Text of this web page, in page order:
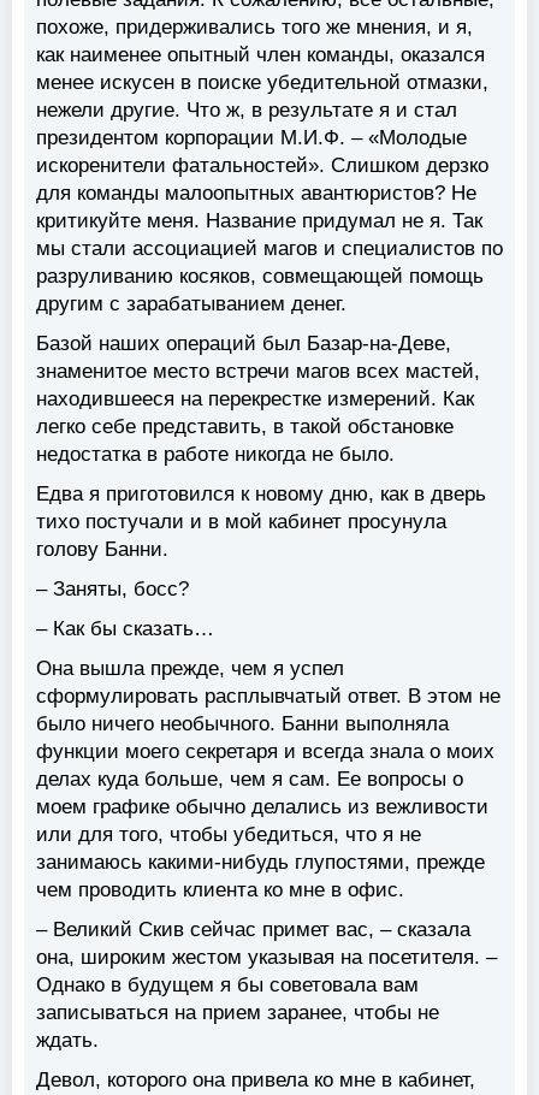
похоже, придерживались того же мнения, и я,
как наименее опытный член команды, оказался
менее искусен в поиске убедительной отмазки,
нежели другие. Что ж, в результате я и стал
президентом корпорации М.И.Ф. – «Молодые
искоренители фатальностей». Слишком дерзко
для команды малоопытных авантюристов? Не
критикуйте меня. Название придумал не я. Так
мы стали ассоциацией магов и специалистов по
разруливанию косяков, совмещающей помощь
другим с зарабатыванием денег.
Базой наших операций был Базар-на-Деве,
знаменитое место встречи магов всех мастей,
находившееся на перекрестке измерений. Как
легко себе представить, в такой обстановке
недостатка в работе никогда не было.
Едва я приготовился к новому дню, как в дверь
тихо постучали и в мой кабинет просунула
голову Банни.
– Заняты, босс?
– Как бы сказать…
Она вышла прежде, чем я успел
сформулировать расплывчатый ответ. В этом не
было ничего необычного. Банни выполняла
функции моего секретаря и всегда знала о моих
делах куда больше, чем я сам. Ее вопросы о
моем графике обычно делались из вежливости
или для того, чтобы убедиться, что я не
занимаюсь какими-нибудь глупостями, прежде
чем проводить клиента ко мне в офис.
– Великий Скив сейчас примет вас, – сказала
она, широким жестом указывая на посетителя. –
Однако в будущем я бы советовала вам
записываться на прием заранее, чтобы не
ждать.
Девол, которого она привела ко мне в кабинет,